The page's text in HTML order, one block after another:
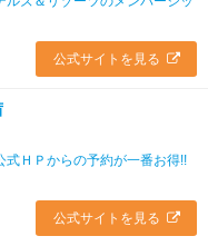
公式サイトを見る
式ＨＰからの予約が一番お得!!
公式サイトを見る